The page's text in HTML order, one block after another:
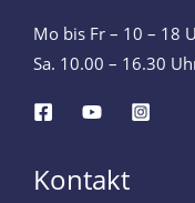
Mo bis Fr – 10 – 18
Sa. 10.00 – 16.30
Kontakt